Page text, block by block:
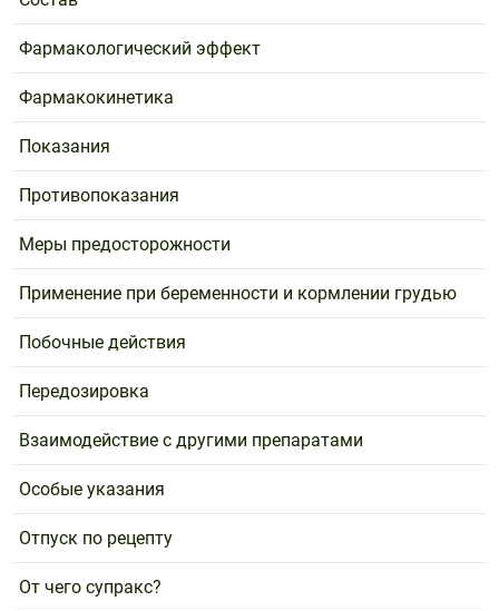
Фармакологический эффект
Фармакокинетика
Показания
Противопоказания
Меры предосторожности
Применение при беременности и кормлении грудью
Побочные действия
Передозировка
Взаимодействие с другими препаратами
Особые указания
Отпуск по рецепту
От чего супракс?